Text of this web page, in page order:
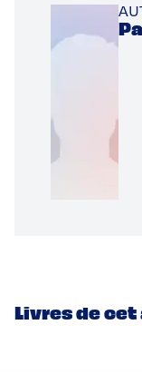
Livres de